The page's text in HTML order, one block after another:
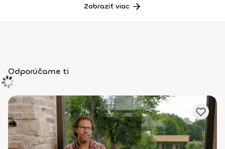
Zobraziť viac
Odporúčame ti